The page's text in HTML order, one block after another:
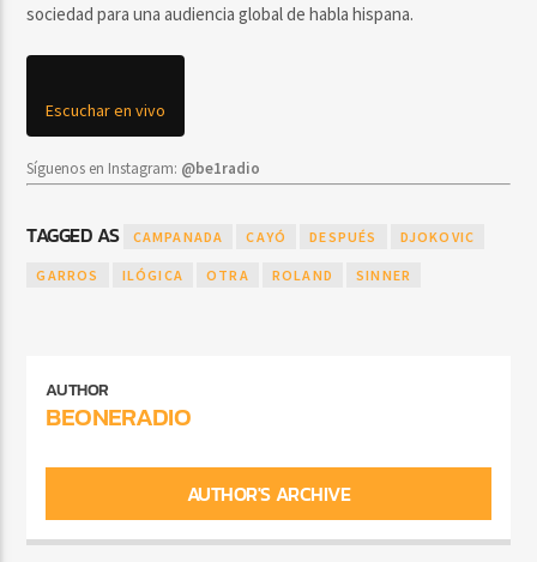
sociedad para una audiencia global de habla hispana.
Escuchar en vivo
Síguenos en Instagram: @be1radio
TAGGED AS CAMPANADA CAYÓ DESPUÉS DJOKOVIC
GARROS ILÓGICA OTRA ROLAND SINNER
AUTHOR
BEONERADIO
AUTHOR'S ARCHIVE